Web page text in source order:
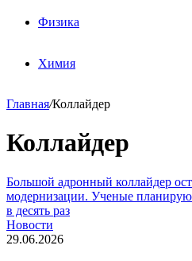
Физика
Химия
Главная/Коллайдер
Коллайдер
Большой адронный коллайдер
модернизации. Ученые
в десять раз
Новости
29.06.2026